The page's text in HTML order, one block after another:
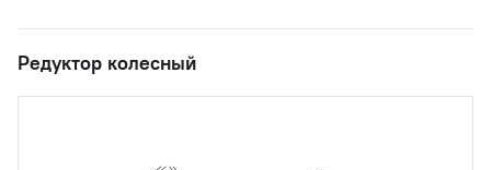
Редуктор колесный